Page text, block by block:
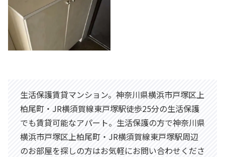
生活保護賃貸マンション。神奈川県横浜市戸塚区上
柏尾町・JR横須賀線東戸塚駅徒歩25分の生活保護
でも賃貸可能なアパート。生活保護の方で神奈川県
横浜市戸塚区上柏尾町・JR横須賀線東戸塚駅周辺
のお部屋を探しの方はお気軽にお問い合わせくださ